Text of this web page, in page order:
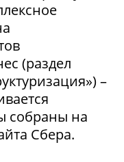
(раздел
–
собраны на
Сбера.